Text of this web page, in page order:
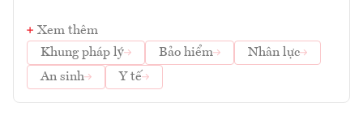
Xem thêm
Khung pháp lý
Bảo hiểm
Nhân lực
An sinh
Y tế